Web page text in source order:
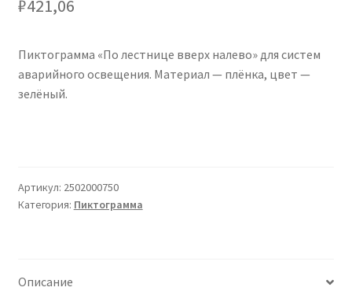
Сертификаты
₽421,06
Пиктограмма «По лестнице вверх налево» для систем
аварийного освещения. Материал — плёнка, цвет —
зелёный.
Артикул: 2502000750
Категория: Пиктограмма
Описание